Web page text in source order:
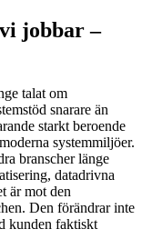
jobbar –
talat om
snarare än
starkt beroende
systemmiljöer.
branscher länge
datadrivna
är mot den
Den förändrar inte
kunden faktiskt